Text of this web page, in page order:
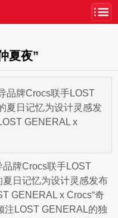
夏夜”
品牌Crocs联手LOST
夏日记忆为设计灵感发
GENERAL x
牌Crocs联手LOST
日记忆为设计灵感发布
GENERAL x Crocs“奇
注LOST GENERAL的独